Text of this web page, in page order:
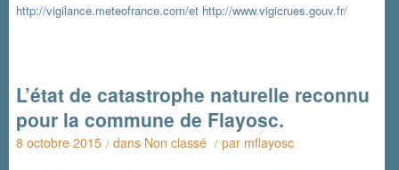
http://vigilance.meteofrance.com/et http://www.vigicrues.gouv.fr/
L’état de catastrophe naturelle reconnu
pour la commune de Flayosc.
8 octobre 2015 / dans Non classé / par mflayosc